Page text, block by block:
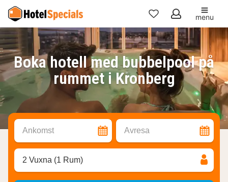
Mina
favoriter
menu
Boka hotell med bubbelpool på
rummet i Kronberg
Ankomst Avresa
2 Vuxna (1 Rum)